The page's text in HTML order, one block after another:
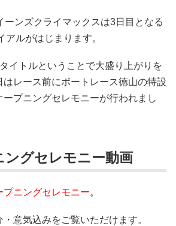
ーンズクライマックスは3日目となる
アルがはじまります。
イトルということで大盛り上がりを
はレース前にボートレース徳山の特設
ープニングセレモニーが行われまし
ングセレモニー動画
プニングセレモニー。
意気込みをご覧いただけます。